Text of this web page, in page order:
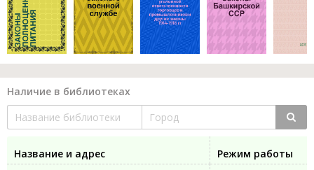
Наличие в библиотеках
Название и адрес
Режим работы